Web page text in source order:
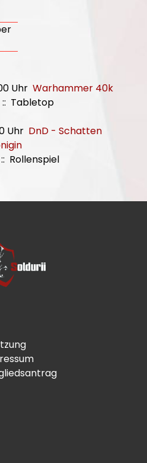
Uhr Warhammer 40k
Tabletop
Uhr DnD - Schatten
Rollenspiel